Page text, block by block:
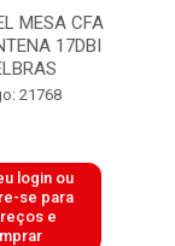
MESA CFA
17DBI
21768
login ou
se para
e